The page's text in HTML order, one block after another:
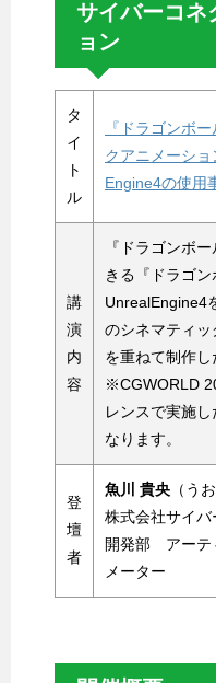
サイバーコネ
ョン
タ
イ
ト
ル
『ドラゴンボ
クアニメーシ
Engine4の使用
講
演
内
容
『ドラゴンボ
きる『ドラゴン
UnrealEngine4
のシネマティ
を重ねて制作
※CGWORLD
レンスで実施
なります。
登
壇
者
魚川 貴央 （う
株式会社サイ
開発部 アーテ
メーター